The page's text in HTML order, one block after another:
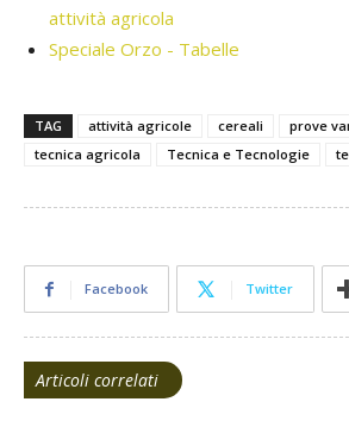
attività agricola
Speciale Orzo - Tabelle
TAG attività agricole cereali prove
tecnica agricola
Tecnica e Tecnologie
Facebook Twitter
Articoli correlati